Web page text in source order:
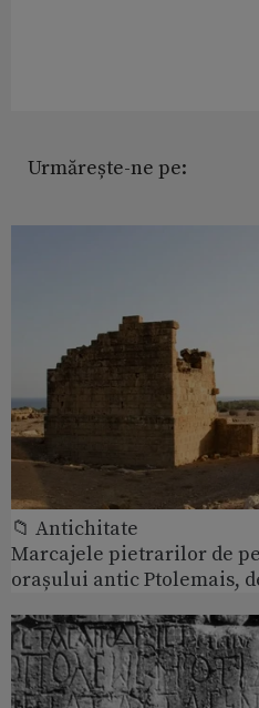
Urmărește-ne pe:
📁 Antichitate
Marcajele pietrarilor de
orașului antic Ptolemais,